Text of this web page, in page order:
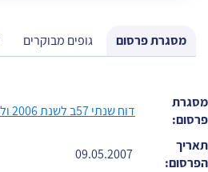
מסגרת פרסום גופים מבוקרים
מסגרת
פרסום:
דוח שנתי 57ב לשנת 2006 ולחשבונות שנת הכספים 2005
תאריך
הפרסום:
09.05.2007